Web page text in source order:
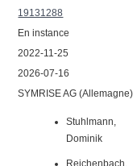
19131288
En instance
2022-11-25
2026-07-16
SYMRISE AG (Allemagne)
Stuhlmann,
Dominik
Reichenbach,